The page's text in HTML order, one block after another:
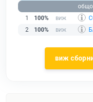
общо
1
100%
2
100%
виж